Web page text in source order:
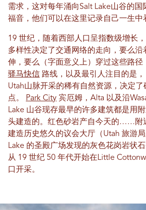
需求，这对每年涌向Salt Lake山谷的国
福音，他们可以在这里记录自己一生中
19 世纪，随着西部人口呈指数级增长
多样性决定了交通网络的走向，要么沿
伸，要么（字面意义上）穿过这些路径
驿马快信 路线，以及最引人注目的是，
Utah山脉开采的稀有自然资源，决定
点。
Park City 宾厄姆，Alta 以及沿
Lake 山谷现存最早的许多建筑都是用
头建造的。红色砂岩产自今天的……附
建造历史悠久的议会大厅（Utah 旅游
Lake 的圣殿广场发现的灰色花岗岩状
从 19 世纪 50 年代开始在Little
口开采。